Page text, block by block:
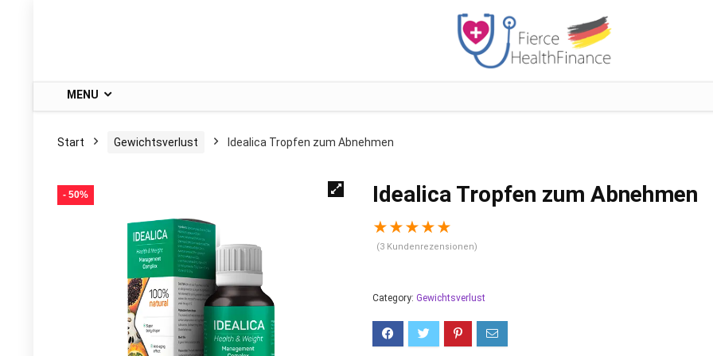
MENU
Start Gewichtsverlust Idealica Tropfen zum Abnehmen
- 50% Idealica Tropfen zum Abnehmen
★★★★★
(3 Kundenrezensionen)
Category: Gewichtsverlust